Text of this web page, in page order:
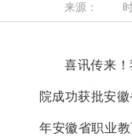
来源： 时
喜讯传来
院成功获批安
年安徽省职业